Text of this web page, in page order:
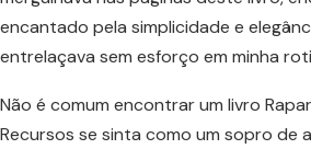
encantado pela simplicidade e
entrelaçava sem esforço em minha
Não é comum encontrar um livro
Recursos se sinta como um sopro de